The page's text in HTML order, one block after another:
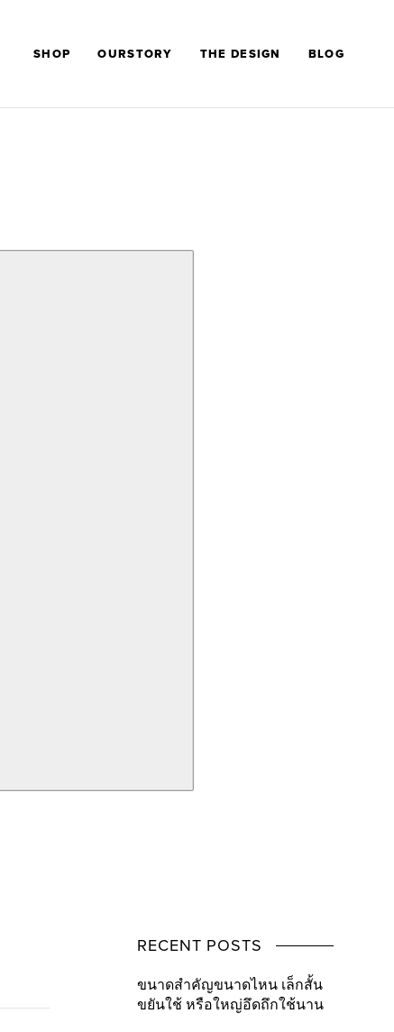
SHOP OURSTORY THE DESIGN BLOG
RECENT POSTS
ขนาดสำคัญขนาดไหน เล็กสั้น
ขยันใช้ หรือใหญ่อึดถึกใช้นาน